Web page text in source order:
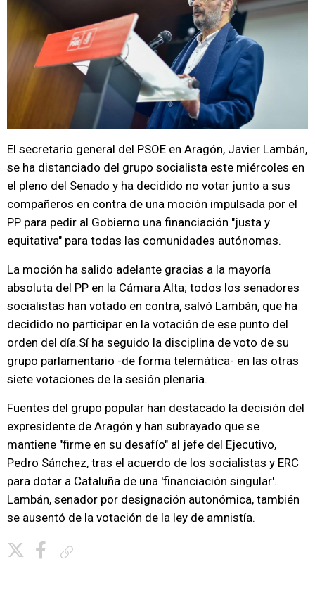
El secretario general del PSOE en Aragón, Javier Lambán,
se ha distanciado del grupo socialista este miércoles en
el pleno del Senado y ha decidido no votar junto a sus
compañeros en contra de una moción impulsada por el
PP para pedir al Gobierno una financiación "justa y
equitativa" para todas las comunidades autónomas.
La moción ha salido adelante gracias a la mayoría
absoluta del PP en la Cámara Alta; todos los senadores
socialistas han votado en contra, salvó Lambán, que ha
decidido no participar en la votación de ese punto del
orden del día.Sí ha seguido la disciplina de voto de su
grupo parlamentario -de forma telemática- en las otras
siete votaciones de la sesión plenaria.
Fuentes del grupo popular han destacado la decisión del
expresidente de Aragón y han subrayado que se
mantiene "firme en su desafío" al jefe del Ejecutivo,
Pedro Sánchez, tras el acuerdo de los socialistas y ERC
para dotar a Cataluña de una 'financiación singular'.
Lambán, senador por designación autonómica, también
se ausentó de la votación de la ley de amnistía.